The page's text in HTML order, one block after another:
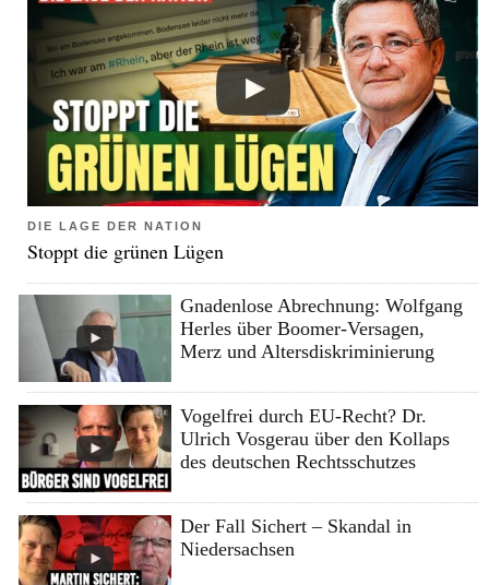
DIE LAGE DER NATION
Stoppt die grünen Lügen
Gnadenlose Abrechnung: Wolfgang
Herles über Boomer-Versagen,
Merz und Altersdiskriminierung
Vogelfrei durch EU-Recht? Dr.
Ulrich Vosgerau über den Kollaps
des deutschen Rechtsschutzes
Der Fall Sichert – Skandal in
Niedersachsen